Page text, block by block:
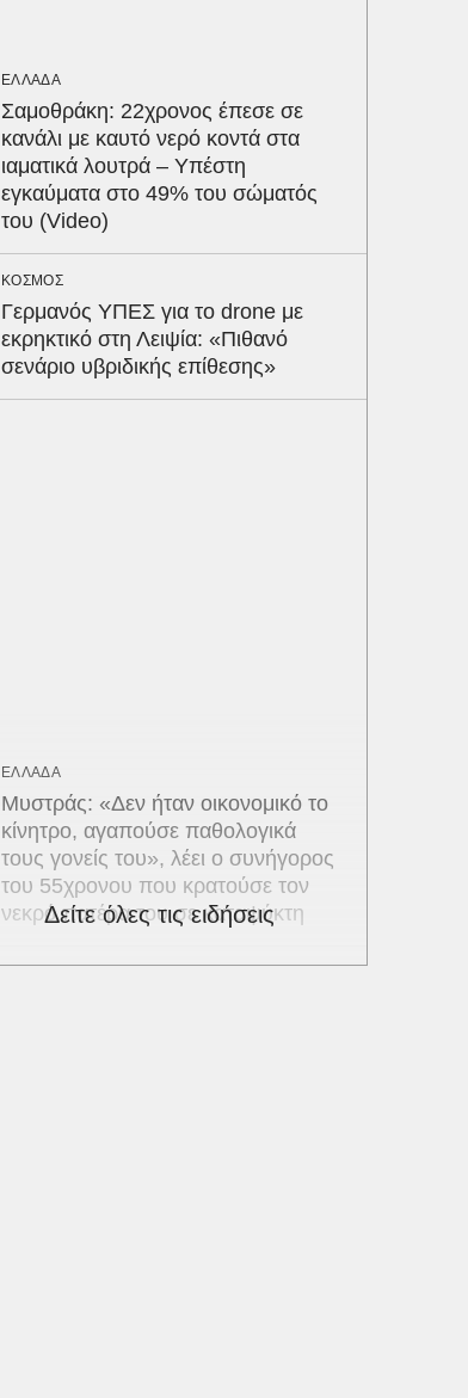
ΕΛΛΑΔΑ
Σαμοθράκη: 22χρονος έπεσε σε
κανάλι με καυτό νερό κοντά στα
ιαματικά λουτρά – Υπέστη
εγκαύματα στο 49% του σώματός
του (Video)
ΚΟΣΜΟΣ
Γερμανός ΥΠΕΣ για το drone με
εκρηκτικό στη Λειψία: «Πιθανό
σενάριο υβριδικής επίθεσης»
ΕΛΛΑΔΑ
Μυστράς: «Δεν ήταν οικονομικό το
κίνητρο, αγαπούσε παθολογικά
τους γονείς του», λέει ο συνήγορος
του 55χρονου που κρατούσε τον
νεκρό πατέρα του σε καταψύκτη
Δείτε όλες τις ειδήσεις